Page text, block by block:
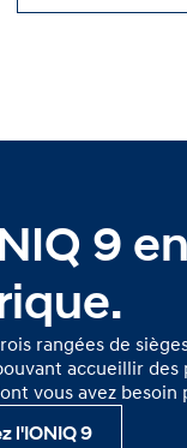
9
rangées de
accueillir des
vous avez besoin
l'IONIQ 9